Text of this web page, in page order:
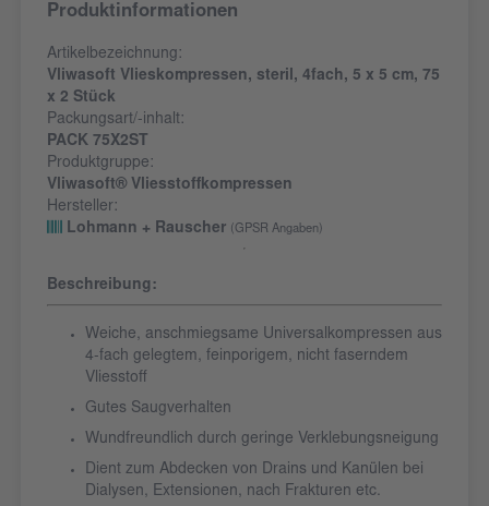
Produktinformationen
Artikelbezeichnung:
Vliwasoft Vlieskompressen, steril, 4fach, 5 x 5 cm, 75
x 2 Stück
Packungsart/-inhalt:
PACK 75X2ST
Produktgruppe:
Vliwasoft® Vliesstoffkompressen
Hersteller:
Lohmann + Rauscher
(GPSR Angaben)
Beschreibung:
Weiche, anschmiegsame Universalkompressen aus
4-fach gelegtem, feinporigem, nicht faserndem
Vliesstoff
Gutes Saugverhalten
Wundfreundlich durch geringe Verklebungsneigung
Dient zum Abdecken von Drains und Kanülen bei
Dialysen, Extensionen, nach Frakturen etc.